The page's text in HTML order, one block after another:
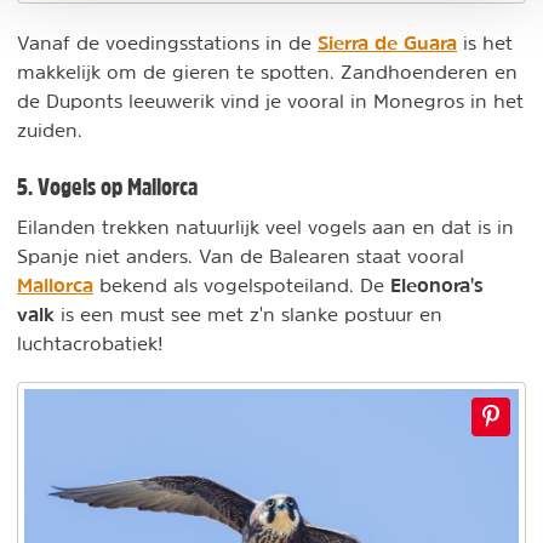
Vanaf de voedingsstations in de Sierra de Guara is het
makkelijk om de gieren te spotten. Zandhoenderen en
de Duponts leeuwerik vind je vooral in Monegros in het
zuiden.
5. Vogels op Mallorca
Eilanden trekken natuurlijk veel vogels aan en dat is in
Spanje niet anders. Van de Balearen staat vooral
Mallorca bekend als vogelspoteiland. De Eleonora's
valk is een must see met z'n slanke postuur en
luchtacrobatiek!